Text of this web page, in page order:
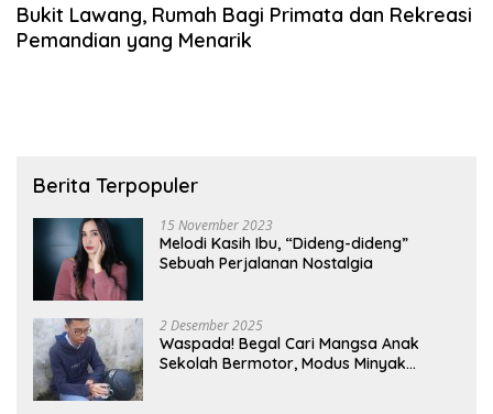
Bukit Lawang, Rumah Bagi Primata dan Rekreasi
Pemandian yang Menarik
Berita Terpopuler
15 November 2023
Melodi Kasih Ibu, “Dideng-dideng”
Sebuah Perjalanan Nostalgia
2 Desember 2025
Waspada! Begal Cari Mangsa Anak
Sekolah Bermotor, Modus Minyak